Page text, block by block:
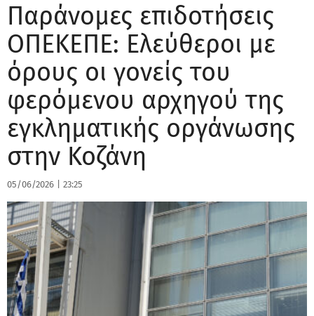
Παράνομες επιδοτήσεις
ΟΠΕΚΕΠΕ: Ελεύθεροι με
όρους οι γονείς του
φερόμενου αρχηγού της
εγκληματικής οργάνωσης
στην Κοζάνη
05/06/2026 23:25